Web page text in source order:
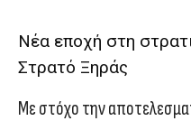
Νέα εποχή στη
Στρατό Ξηράς
Με στόχο την